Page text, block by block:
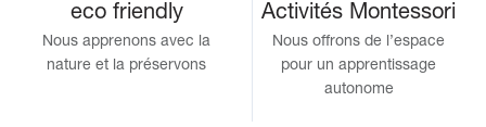
eco friendly
Nous apprenons avec la
nature et la préservons
Activités Montessori
Nous offrons de l’espace
pour un apprentissage
autonome